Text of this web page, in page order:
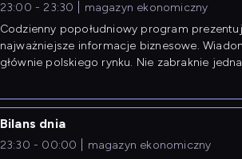
23:00 - 23:30
magazyn ekonomiczny
Codzienny popołudniowy program
najważniejsze informacje biznesowe.
głównie polskiego rynku. Nie zabraknie
Bilans dnia
23:30 - 00:00 magazyn ekonomiczny